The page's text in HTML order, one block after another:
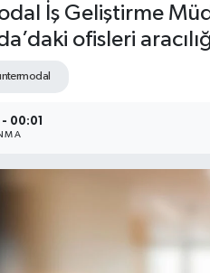
İş Geliştirme
ofisleri
00:01